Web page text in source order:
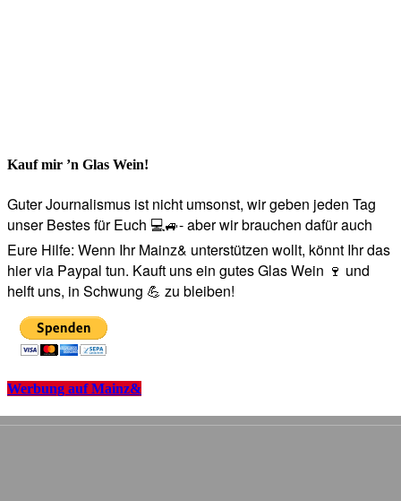
Kauf mir ’n Glas Wein!
Guter Journalismus ist nicht umsonst, wir geben jeden Tag
unser Bestes für Euch 💻🚙- aber wir brauchen dafür auch
Eure Hilfe: Wenn Ihr Mainz& unterstützen wollt, könnt Ihr das
hier via Paypal tun. Kauft uns ein gutes Glas Wein 🍷 und
helft uns, in Schwung 💪 zu bleiben!
Werbung auf Mainz&